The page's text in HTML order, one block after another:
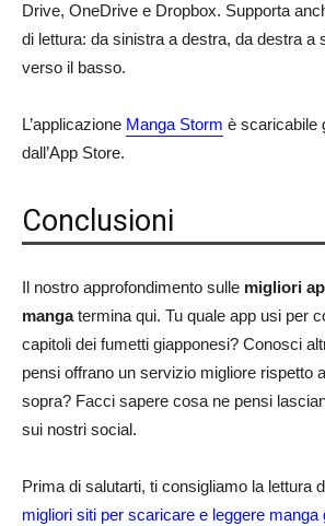
Drive, OneDrive e Dropbox. Supporta
di lettura: da sinistra a destra, da destra a
verso il basso.
L’applicazione Manga Storm è scaricabile
dall’App Store.
Conclusioni
Il nostro approfondimento sulle migliori
mangatermina qui. Tu quale app usi per
capitoli dei fumetti giapponesi? Conosci
pensi offrano un servizio migliore rispetto
sopra? Facci sapere cosa ne pensi
sui nostri social.
Prima di salutarti, ti consigliamo la lettura
migliori siti per scaricare e leggere manga